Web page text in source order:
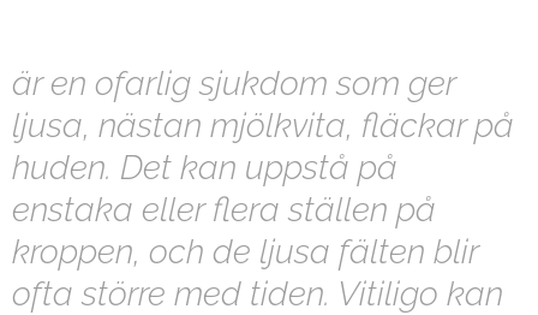
är en ofarlig sjukdom som ger
ljusa, nästan mjölkvita, fläckar på
huden. Det kan uppstå på
enstaka eller flera ställen på
kroppen, och de ljusa fälten blir
ofta större med tiden. Vitiligo kan